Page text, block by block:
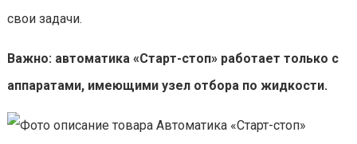
свои задачи.
Важно: автоматика «Старт-стоп» работает только с
аппаратами, имеющими узел отбора по жидкости.